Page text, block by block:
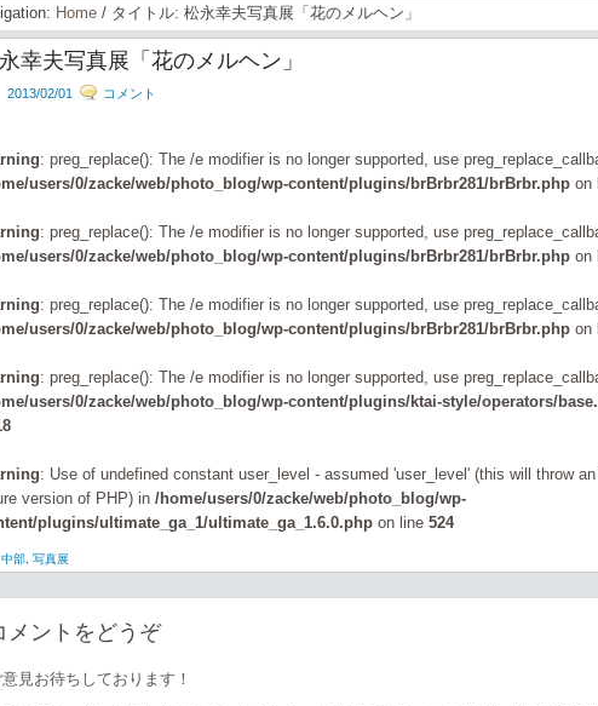
Home / タイトル: 松永幸夫写真展「花のメルヘン」
幸夫写真展「花のメルヘン」
2013/02/01 コメント
: preg_replace(): The /e modifier is no longer supported, use
users/0/zacke/web/photo_blog/wp-content/plugins/brBrbr281/brBrbr.php on
: preg_replace(): The /e modifier is no longer supported, use
users/0/zacke/web/photo_blog/wp-content/plugins/brBrbr281/brBrbr.php on
: preg_replace(): The /e modifier is no longer supported, use
users/0/zacke/web/photo_blog/wp-content/plugins/brBrbr281/brBrbr.php on
: preg_replace(): The /e modifier is no longer supported, use
users/0/zacke/web/photo_blog/wp-content/plugins/ktai-style/operators/
: Use of undefined constant user_level - assumed 'user_level' (this will throw
version of PHP) in /home/users/0/zacke/web/photo_blog/wp-
plugins/ultimate_ga_1/ultimate_ga_1.6.0.php on line 524
中部 写真展
メントをどうぞ
意見お待ちしております！